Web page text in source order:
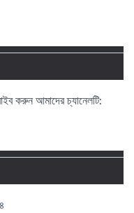
করুন আমাদের চ্যানেলটি: